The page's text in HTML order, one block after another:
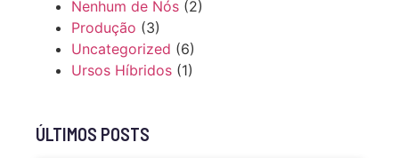
Nenhum de Nós (2)
Produção (3)
Uncategorized (6)
Ursos Híbridos (1)
ÚLTIMOS POSTS